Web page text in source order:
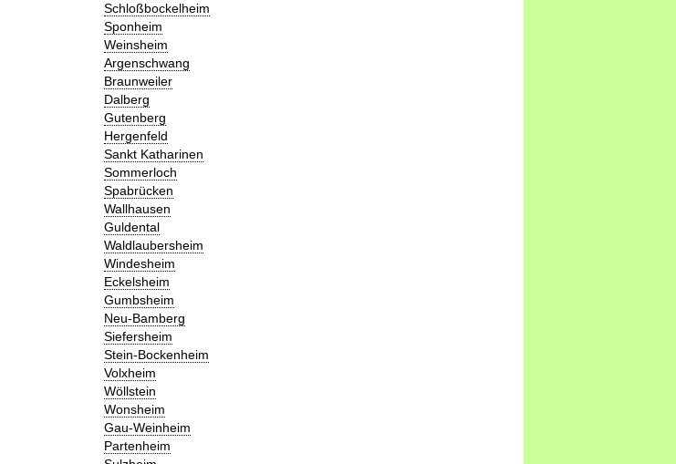
Schloßbockelheim
Sponheim
Weinsheim
Argenschwang
Braunweiler
Dalberg
Gutenberg
Hergenfeld
Sankt Katharinen
Sommerloch
Spabrücken
Wallhausen
Guldental
Waldlaubersheim
Windesheim
Eckelsheim
Gumbsheim
Neu-Bamberg
Siefersheim
Stein-Bockenheim
Volxheim
Wöllstein
Wonsheim
Gau-Weinheim
Partenheim